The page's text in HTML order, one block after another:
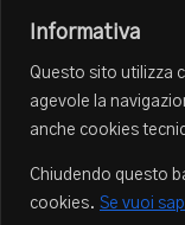
Informativa
Questo sito utilizza
agevole la
anche cookies
Chiudendo questo
cookies. Se vuoi